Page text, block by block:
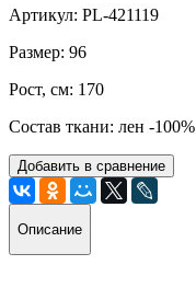
Артикул: PL-421119
Размер: 96
Рост, см: 170
Состав ткани: лен -100%
Добавить в сравнение
Описание